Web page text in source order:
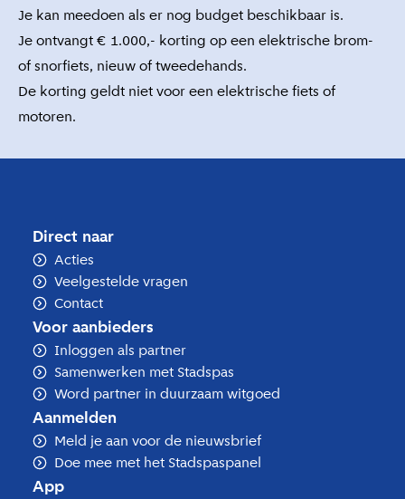
Je kan meedoen als er nog budget beschikbaar is.
Je ontvangt € 1.000,- korting op een elektrische brom-
of snorfiets, nieuw of tweedehands.
De korting geldt niet voor een elektrische fiets of
motoren.
Direct naar
Acties
Veelgestelde vragen
Contact
Voor aanbieders
Inloggen als partner
Samenwerken met Stadspas
Word partner in duurzaam witgoed
Aanmelden
Meld je aan voor de nieuwsbrief
Doe mee met het Stadspaspanel
App